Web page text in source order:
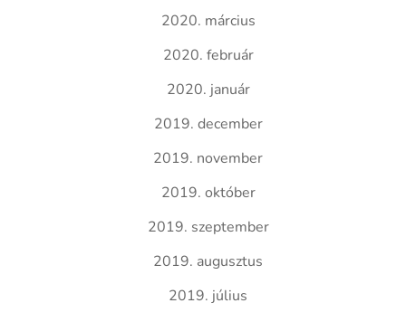
2020. március
2020. február
2020. január
2019. december
2019. november
2019. október
2019. szeptember
2019. augusztus
2019. július